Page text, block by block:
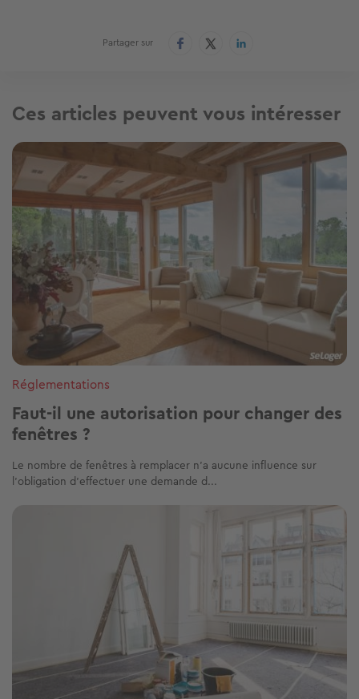
Partager sur
Ces articles peuvent vous intéresser
Image
Réglementations
Faut-il une autorisation pour changer des
fenêtres ?
Le nombre de fenêtres à remplacer n’a aucune influence sur
l’obligation d’effectuer une demande d...